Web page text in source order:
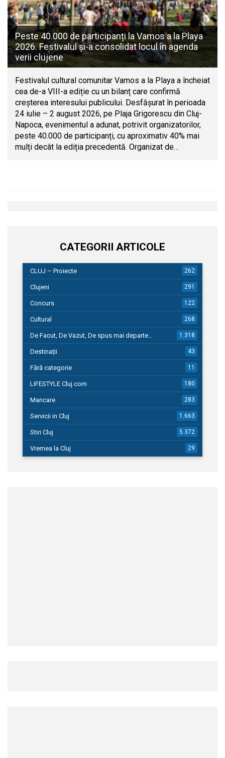
Peste 40.000 de participanți la Vamos a la Playa
2026. Festivalul și-a consolidat locul în agenda
verii clujene
Festivalul cultural comunitar Vamos a la Playa a încheiat
cea de-a VIII-a ediție cu un bilanț care confirmă
creșterea interesului publicului. Desfășurat în perioada
24 iulie – 2 august 2026, pe Plaja Grigorescu din Cluj-
Napoca, evenimentul a adunat, potrivit organizatorilor,
peste 40.000 de participanți, cu aproximativ 40% mai
mulți decât la ediția precedentă. Organizat de…
CATEGORII ARTICOLE
CLUJ – Proiecte 262
Clujeni 291
Concurs 122
Cultural 268
De Facut, De Vazut, De spus mai departe… 1.318
Destinații 43
Fără categorie 11
LIFESTYLE Cluj.com 180
Mancare 283
Servicii in Cluj 1.663
Stiri Cluj 5.372
Vremea la Cluj 29